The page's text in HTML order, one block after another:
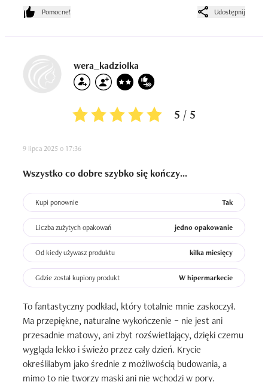
Ale taka forma kosmetyku pozwala z nim łatwo pracować
i rozprowadzać cienką warstwą (na czym mi zależy, bo
nie mam w zwyczaju kłaść grubej warstwy podkładu -
Jak najbardziej nadaje się do wyrównania kolorytu cery.
Jest lekki, więc nie zapycha, nie powoduje wzmożonego
przetłuszczania. Naprawdę całkiem przyzwoity produkt.
Pomocne! Udostępnij
wera_kadziolka
5 / 5
9 lipca 2025 o 17:36
Wszystko co dobre szybko się kończy...
Kupi ponownie Tak
Liczba zużytych opakowań jedno opakowanie
Od kiedy używasz produktu kilka miesięcy
Gdzie został kupiony produkt W hipermarkecie
To fantastyczny podkład, który totalnie mnie zaskoczył.
Ma przepiękne, naturalne wykończenie – nie jest ani
przesadnie matowy, ani zbyt rozświetlający, dzięki czemu
wygląda lekko i świeżo przez cały dzień. Krycie
określiłabym jako średnie z możliwością budowania, a
mimo to nie tworzy maski ani nie wchodzi w pory.